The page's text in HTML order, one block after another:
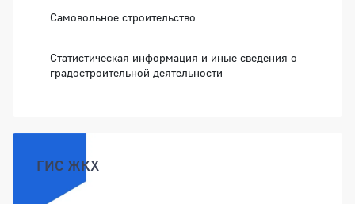
Самовольное строительство
Статистическая информация и иные сведения о
градостроительной деятельности
ГИС ЖКХ